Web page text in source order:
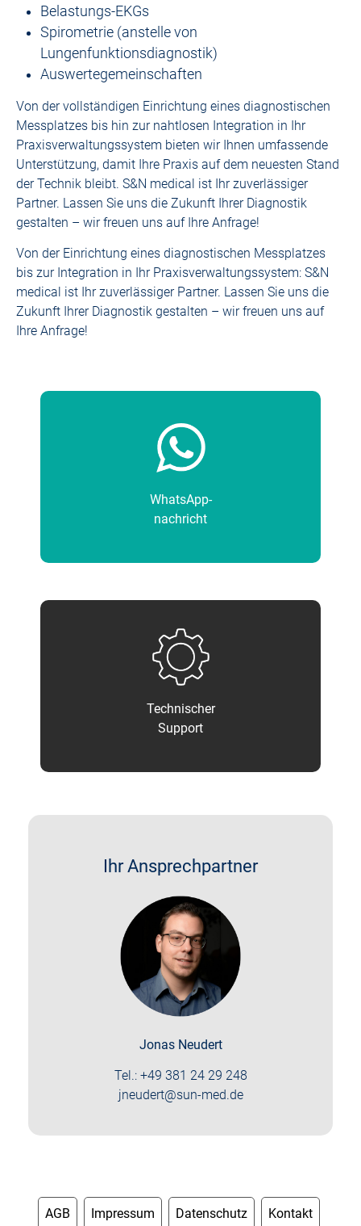
Belastungs-EKGs
Spirometrie (anstelle von
Lungenfunktionsdiagnostik)
Auswertegemeinschaften
Von der vollständigen Einrichtung eines diagnostischen
Messplatzes bis hin zur nahtlosen Integration in Ihr
Praxisverwaltungssystem bieten wir Ihnen umfassende
Unterstützung, damit Ihre Praxis auf dem neuesten Stand
der Technik bleibt. S&N medical ist Ihr zuverlässiger
Partner. Lassen Sie uns die Zukunft Ihrer Diagnostik
gestalten – wir freuen uns auf Ihre Anfrage!
Von der Einrichtung eines diagnostischen Messplatzes
bis zur Integration in Ihr Praxisverwaltungssystem: S&N
medical ist Ihr zuverlässiger Partner. Lassen Sie uns die
Zukunft Ihrer Diagnostik gestalten – wir freuen uns auf
Ihre Anfrage!
WhatsApp-
nachricht
Technischer
Support
Ihr Ansprechpartner
Jonas Neudert
Tel.: +49 381 24 29 248
jneudert@sun-med.de
AGB Impressum Datenschutz Kontakt